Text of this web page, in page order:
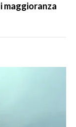
maggioranza